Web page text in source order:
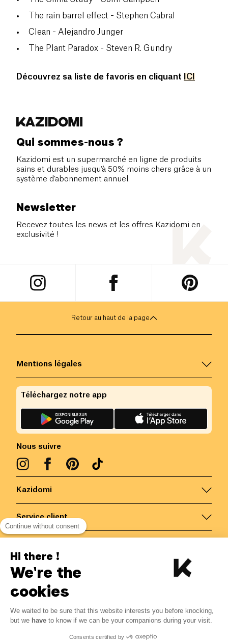
The rain barrel effect - Stephen Cabral
Clean - Alejandro Junger
The Plant Paradox - Steven R. Gundry
Découvrez sa liste de favoris en cliquant ICI
Qui sommes-nous ?
Kazidomi est un supermarché en ligne de produits
sains et durables jusqu’à 50% moins chers grâce à un
système d’abonnement annuel.
Newsletter
Recevez toutes les news et les offres Kazidomi en
exclusivité !
Retour au haut de la page
Kazidomi
Service client
Mentions légales
Nous suivre
Téléchargez notre app
Belgique/FR
Tous droits réservés
Continue without consent
Hi there !
We're the
cookies
We waited to be sure that this website interests you before knocking,
but we have to know if we can be your companions during your visit.
Consents certified by